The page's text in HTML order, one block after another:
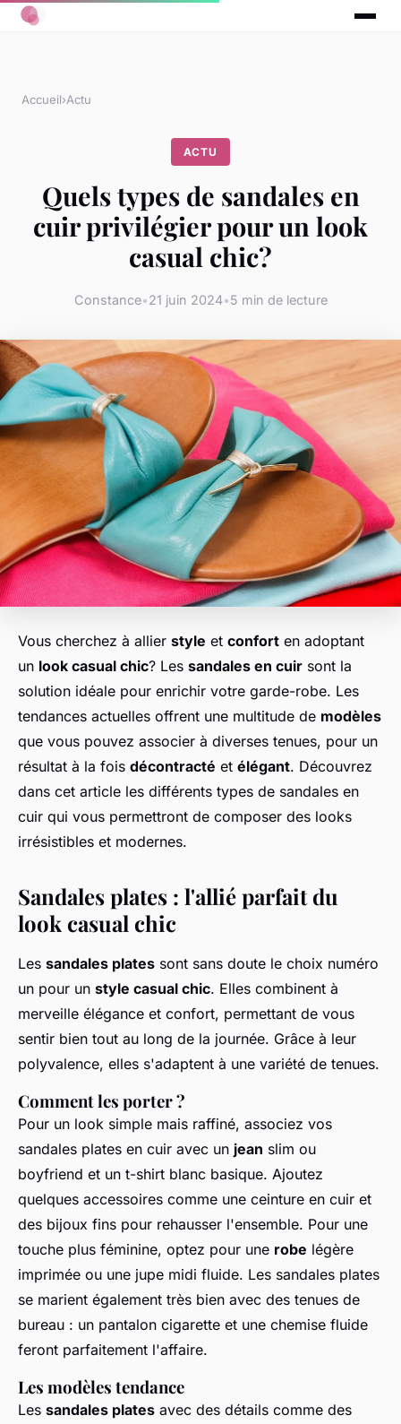
Accueil›Actu
ACTU
Quels types de sandales en
cuir privilégier pour un look
casual chic?
Constance•21 juin 2024•5 min de lecture
Vous cherchez à allier style et confort en adoptant
un look casual chic? Les sandales en cuir sont la
solution idéale pour enrichir votre garde-robe. Les
tendances actuelles offrent une multitude de modèles
que vous pouvez associer à diverses tenues, pour un
résultat à la fois décontracté et élégant. Découvrez
dans cet article les différents types de sandales en
cuir qui vous permettront de composer des looks
irrésistibles et modernes.
Sandales plates : l'allié parfait du
look casual chic
Les sandales plates sont sans doute le choix numéro
un pour un style casual chic. Elles combinent à
merveille élégance et confort, permettant de vous
sentir bien tout au long de la journée. Grâce à leur
polyvalence, elles s'adaptent à une variété de tenues.
Comment les porter ?
Pour un look simple mais raffiné, associez vos
sandales plates en cuir avec un jean slim ou
boyfriend et un t-shirt blanc basique. Ajoutez
quelques accessoires comme une ceinture en cuir et
des bijoux fins pour rehausser l'ensemble. Pour une
touche plus féminine, optez pour une robe légère
imprimée ou une jupe midi fluide. Les sandales plates
se marient également très bien avec des tenues de
bureau : un pantalon cigarette et une chemise fluide
feront parfaitement l'affaire.
Les modèles tendance
Les sandales plates avec des détails comme des